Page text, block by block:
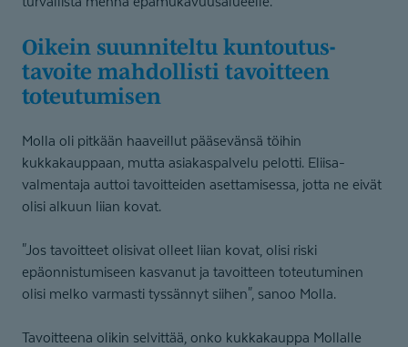
Oikein suunniteltu kuntoutus­
tavoite mahdollisti tavoitteen
toteutumisen
Molla oli pitkään haaveillut pääsevänsä töihin
kukkakauppaan, mutta asiakaspalvelu pelotti. Eliisa-
valmentaja auttoi tavoitteiden asettamisessa, jotta ne eivät
olisi alkuun liian kovat.
"Jos tavoitteet olisivat olleet liian kovat, olisi riski
epäonnistumiseen kasvanut ja tavoitteen toteutuminen
olisi melko varmasti tyssännyt siihen", sanoo Molla.
Tavoitteena olikin selvittää, onko kukkakauppa Mollalle